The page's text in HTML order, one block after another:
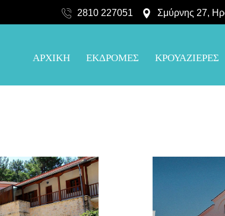
2810 227051 Σμύρνης 27,
ΑΡΧΙΚΗ ΕΚΔΡΟΜΕΣ ΚΡΟΥΑΖΙΕΡΕΣ